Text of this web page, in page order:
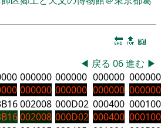
🔚 🔝 📖
◀ 戻る 06進む ▶
000000
000000
000000
000000
000000
000000
000000
000000
002008
002008
000D02
000D02
000400
000400
000100
000100